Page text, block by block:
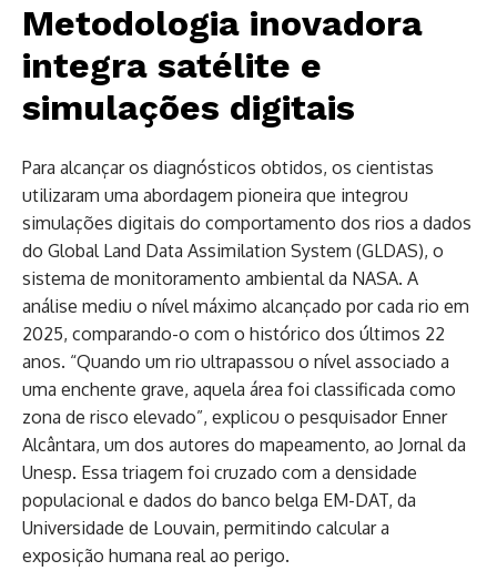
Metodologia inovadora
integra satélite e
simulações digitais
Para alcançar os diagnósticos obtidos, os cientistas
utilizaram uma abordagem pioneira que integrou
simulações digitais do comportamento dos rios a dados
do Global Land Data Assimilation System (GLDAS), o
sistema de monitoramento ambiental da NASA. A
análise mediu o nível máximo alcançado por cada rio em
2025, comparando-o com o histórico dos últimos 22
anos. “Quando um rio ultrapassou o nível associado a
uma enchente grave, aquela área foi classificada como
zona de risco elevado”, explicou o pesquisador Enner
Alcântara, um dos autores do mapeamento, ao Jornal da
Unesp. Essa triagem foi cruzado com a densidade
populacional e dados do banco belga EM-DAT, da
Universidade de Louvain, permitindo calcular a
exposição humana real ao perigo.